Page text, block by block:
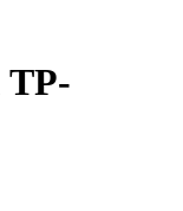
ТР-